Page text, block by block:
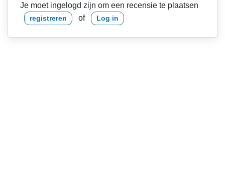
Je moet ingelogd zijn om een recensie te plaatsen
registreren of Log in